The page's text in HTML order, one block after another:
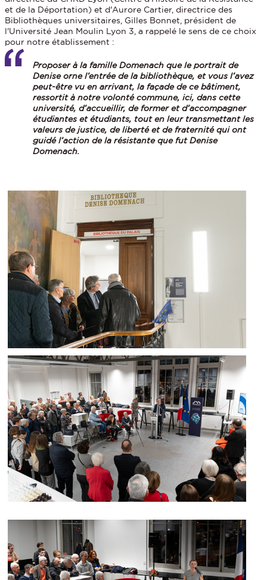
et de la Déportation) et d'Aurore Cartier, directrice des
Bibliothèques universitaires, Gilles Bonnet, président de
l'Université Jean Moulin Lyon 3, a rappelé le sens de ce choix
pour notre établissement :
Proposer à la famille Domenach que le portrait de
Denise orne l’entrée de la bibliothèque, et vous l’avez
peut-être vu en arrivant, la façade de ce bâtiment,
ressortit à notre volonté commune, ici, dans cette
université, d’accueillir, de former et d’accompagner
étudiantes et étudiants, tout en leur transmettant les
valeurs de justice, de liberté et de fraternité qui ont
guidé l’action de la résistante que fut Denise
Domenach.